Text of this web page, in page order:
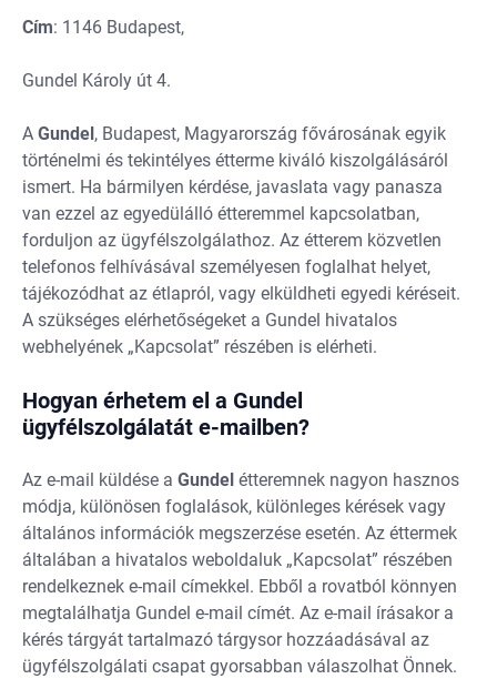
Cím: 1146 Budapest,
Gundel Károly út 4.
A Gundel, Budapest, Magyarország fővárosának egyik
történelmi és tekintélyes étterme kiváló kiszolgálásáról
ismert. Ha bármilyen kérdése, javaslata vagy panasza
van ezzel az egyedülálló étteremmel kapcsolatban,
forduljon az ügyfélszolgálathoz. Az étterem közvetlen
telefonos felhívásával személyesen foglalhat helyet,
tájékozódhat az étlapról, vagy elküldheti egyedi kéréseit.
A szükséges elérhetőségeket a Gundel hivatalos
webhelyének „Kapcsolat” részében is elérheti.
Hogyan érhetem el a Gundel
ügyfélszolgálatát e-mailben?
Az e-mail küldése a Gundel étteremnek nagyon hasznos
módja, különösen foglalások, különleges kérések vagy
általános információk megszerzése esetén. Az éttermek
általában a hivatalos weboldaluk „Kapcsolat” részében
rendelkeznek e-mail címekkel. Ebből a rovatból könnyen
megtalálhatja Gundel e-mail címét. Az e-mail írásakor a
kérés tárgyát tartalmazó tárgysor hozzáadásával az
ügyfélszolgálati csapat gyorsabban válaszolhat Önnek.